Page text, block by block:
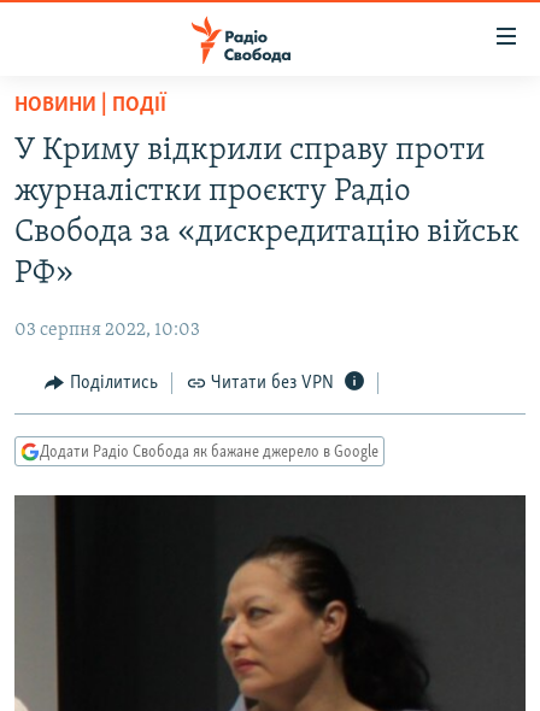
Перейти
основного
матеріалу
Перейти
до
основної
Перейти
пошуку
ВСЕ ЗА ДОБУ
СТАТТІ
ПОЛІТИКА
СУСПІЛЬСТВО
КУЛЬТУРА
СПОРТ
ВІЙНА
ДОНБАС.РЕАЛІЇ
КРИМ.РЕАЛІЇ
ТИ ЯК?
НОВИНИ | ПОДІЇ
У Криму відкрили справу проти
журналістки проєкту Радіо
Свобода за «дискредитацію військ
РФ»
03 серпня 2022, 10:03
Поділитись Читати без VPN
Додати Радіо Свобода як бажане джерело в Google